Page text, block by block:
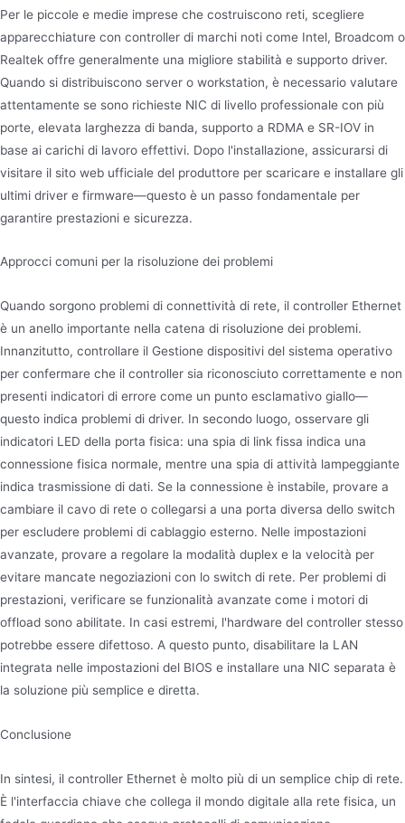
Per le piccole e medie imprese che costruiscono reti, scegliere
apparecchiature con controller di marchi noti come Intel, Broadcom o
Realtek offre generalmente una migliore stabilità e supporto driver.
Quando si distribuiscono server o workstation, è necessario valutare
attentamente se sono richieste NIC di livello professionale con più
porte, elevata larghezza di banda, supporto a RDMA e SR-IOV in
base ai carichi di lavoro effettivi. Dopo l'installazione, assicurarsi di
visitare il sito web ufficiale del produttore per scaricare e installare gli
ultimi driver e firmware—questo è un passo fondamentale per
garantire prestazioni e sicurezza.
Approcci comuni per la risoluzione dei problemi
Quando sorgono problemi di connettività di rete, il controller Ethernet
è un anello importante nella catena di risoluzione dei problemi.
Innanzitutto, controllare il Gestione dispositivi del sistema operativo
per confermare che il controller sia riconosciuto correttamente e non
presenti indicatori di errore come un punto esclamativo giallo—
questo indica problemi di driver. In secondo luogo, osservare gli
indicatori LED della porta fisica: una spia di link fissa indica una
connessione fisica normale, mentre una spia di attività lampeggiante
indica trasmissione di dati. Se la connessione è instabile, provare a
cambiare il cavo di rete o collegarsi a una porta diversa dello switch
per escludere problemi di cablaggio esterno. Nelle impostazioni
avanzate, provare a regolare la modalità duplex e la velocità per
evitare mancate negoziazioni con lo switch di rete. Per problemi di
prestazioni, verificare se funzionalità avanzate come i motori di
offload sono abilitate. In casi estremi, l'hardware del controller stesso
potrebbe essere difettoso. A questo punto, disabilitare la LAN
integrata nelle impostazioni del BIOS e installare una NIC separata è
la soluzione più semplice e diretta.
Conclusione
In sintesi, il controller Ethernet è molto più di un semplice chip di rete.
È l'interfaccia chiave che collega il mondo digitale alla rete fisica, un